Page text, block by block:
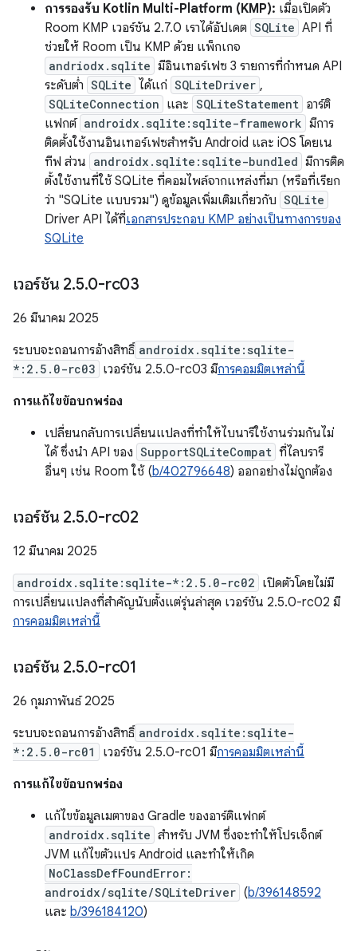
การรองรับ Kotlin Multi-Platform (KMP): เมื่อเปิดตัว
Room KMP เวอร์ชัน 2.7.0 เราได้อัปเดต SQLite API ที่
ช่วยให้ Room เป็น KMP ด้วย แพ็กเกจ
andriodx.sqlite มีอินเทอร์เฟซ 3 รายการที่กำหนด API
ระดับต่ำ SQLite ได้แก่ SQLiteDriver ,
SQLiteConnection และ SQLiteStatement อาร์ติ
แฟกต์ androidx.sqlite:sqlite-framework มีการ
ติดตั้งใช้งานอินเทอร์เฟซสำหรับ Android และ iOS โดยเน
ทีฟ ส่วน androidx.sqlite:sqlite-bundled มีการติด
ตั้งใช้งานที่ใช้ SQLite ที่คอมไพล์จากแหล่งที่มา (หรือที่เรียก
ว่า "SQLite แบบรวม") ดูข้อมูลเพิ่มเติมเกี่ยวกับ SQLite
Driver API ได้ที่เอกสารประกอบ KMP อย่างเป็นทางการของ
SQLite
เวอร์ชัน 2.5.0-rc03
26 มีนาคม 2025
ระบบจะถอนการอ้างสิทธิ์ androidx.sqlite:sqlite-
*:2.5.0-rc03 เวอร์ชัน 2.5.0-rc03 มีการคอมมิตเหล่านี้
การแก้ไขข้อบกพร่อง
เปลี่ยนกลับการเปลี่ยนแปลงที่ทำให้ไบนารีใช้งานร่วมกันไม่
ได้ ซึ่งนำ API ของ SupportSQLiteCompat ที่ไลบรารี
อื่นๆ เช่น Room ใช้ (b/402796648) ออกอย่างไม่ถูกต้อง
เวอร์ชัน 2.5.0-rc02
12 มีนาคม 2025
androidx.sqlite:sqlite-*:2.5.0-rc02 เปิดตัวโดยไม่มี
การเปลี่ยนแปลงที่สำคัญนับตั้งแต่รุ่นล่าสุด เวอร์ชัน 2.5.0-rc02 มี
การคอมมิตเหล่านี้
เวอร์ชัน 2.5.0-rc01
26 กุมภาพันธ์ 2025
ระบบจะถอนการอ้างสิทธิ์ androidx.sqlite:sqlite-
*:2.5.0-rc01
เวอร์ชัน 2.5.0-rc01 มีการคอมมิตเหล่านี้
การแก้ไขข้อบกพร่อง
แก้ไขข้อมูลเมตาของ Gradle ของอาร์ติแฟกต์
androidx.sqlite สำหรับ JVM ซึ่งจะทำให้โปรเจ็กต์
JVM แก้ไขตัวแปร Android และทำให้เกิด
NoClassDefFoundError:
androidx/sqlite/SQLiteDriver (b/396148592
และ b/396184120)